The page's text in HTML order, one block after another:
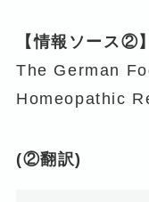
【情報ソース②
The German
Homeopathic
(②翻訳)